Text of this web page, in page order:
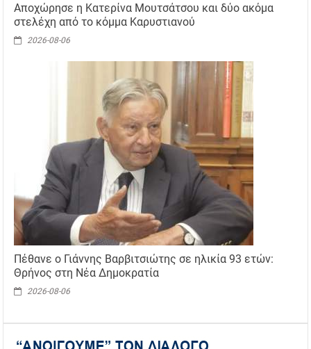
Αποχώρησε η Κατερίνα Μουτσάτσου και δύο ακόμα
στελέχη από το κόμμα Καρυστιανού
2026-08-06
Πέθανε ο Γιάννης Βαρβιτσιώτης σε ηλικία 93 ετών:
Θρήνος στη Νέα Δημοκρατία
2026-08-06